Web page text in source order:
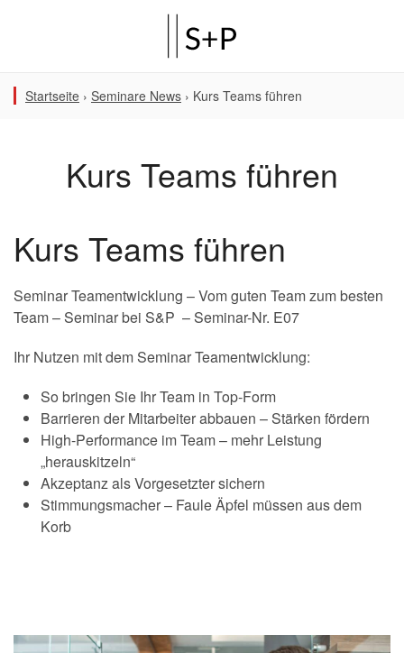
Startseite › Seminare News › Kurs Teams führen
Kurs Teams führen
Kurs Teams führen
Seminar Teamentwicklung – Vom guten Team zum besten
Team – Seminar bei S&P – Seminar-Nr. E07
Ihr Nutzen mit dem Seminar Teamentwicklung:
So bringen Sie Ihr Team in Top-Form
Barrieren der Mitarbeiter abbauen – Stärken fördern
High-Performance im Team – mehr Leistung
„herauskitzeln“
Akzeptanz als Vorgesetzter sichern
Stimmungsmacher – Faule Äpfel müssen aus dem
Korb